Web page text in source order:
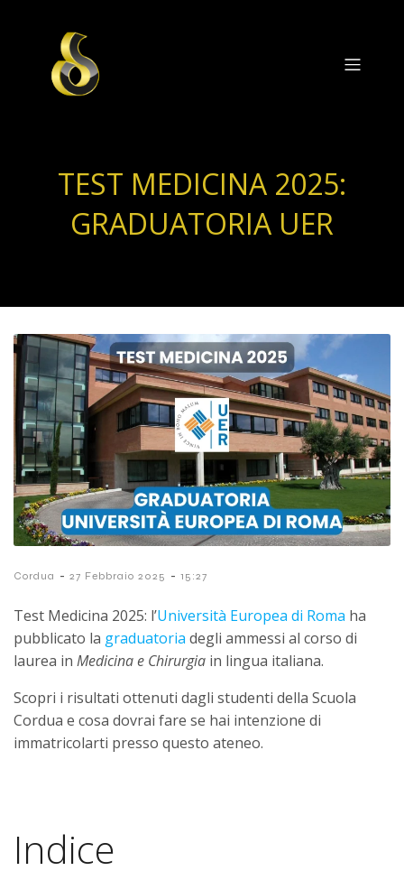
TEST MEDICINA 2025:
GRADUATORIA UER
Cordua - 27 Febbraio 2025 - 15:27
Test Medicina 2025: l’Università Europea di Roma ha
pubblicato la graduatoria degli ammessi al corso di
laurea in Medicina e Chirurgia in lingua italiana.
Scopri i risultati ottenuti dagli studenti della Scuola
Cordua e cosa dovrai fare se hai intenzione di
immatricolarti presso questo ateneo.
Indice